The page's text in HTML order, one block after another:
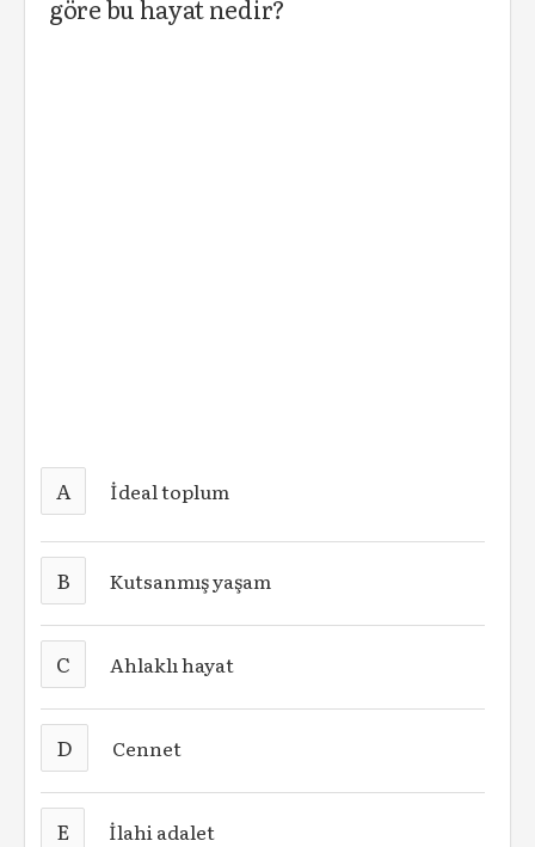
göre bu hayat nedir?
A İdeal toplum
B Kutsanmış yaşam
C Ahlaklı hayat
D Cennet
E İlahi adalet